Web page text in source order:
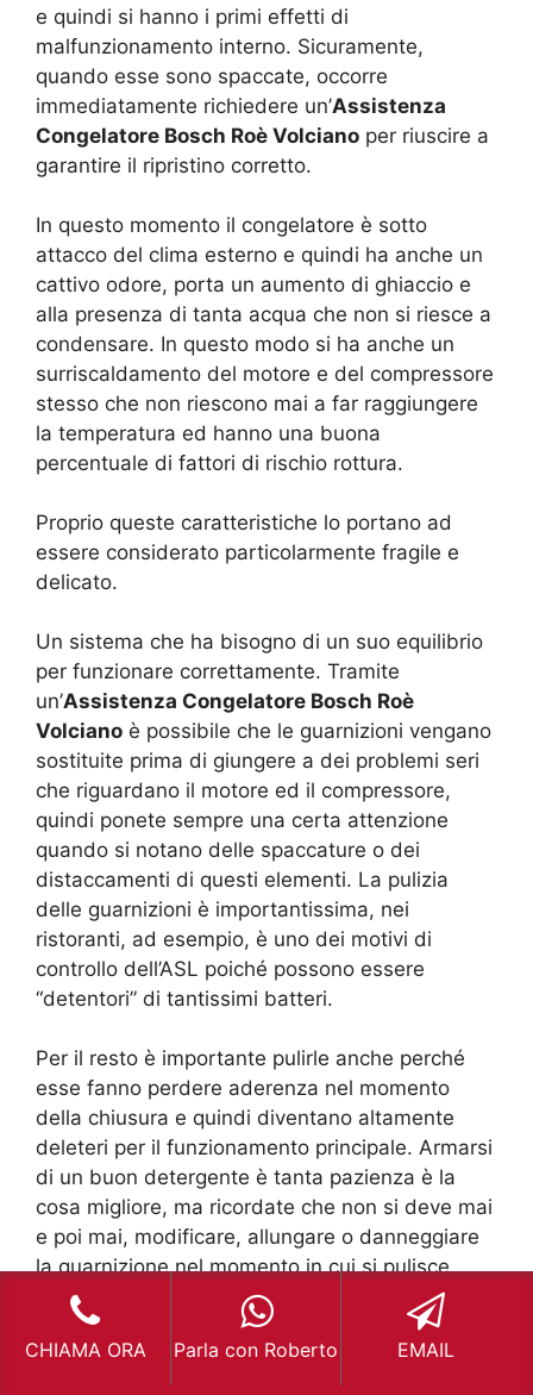
e quindi si hanno i primi effetti di
malfunzionamento interno. Sicuramente,
quando esse sono spaccate, occorre
immediatamente richiedere un’Assistenza
Congelatore Bosch Roè Volciano per riuscire a
garantire il ripristino corretto.
In questo momento il congelatore è sotto
attacco del clima esterno e quindi ha anche un
cattivo odore, porta un aumento di ghiaccio e
alla presenza di tanta acqua che non si riesce a
condensare. In questo modo si ha anche un
surriscaldamento del motore e del compressore
stesso che non riescono mai a far raggiungere
la temperatura ed hanno una buona
percentuale di fattori di rischio rottura.
Proprio queste caratteristiche lo portano ad
essere considerato particolarmente fragile e
delicato.
Un sistema che ha bisogno di un suo equilibrio
per funzionare correttamente. Tramite
un’Assistenza Congelatore Bosch Roè
Volciano è possibile che le guarnizioni vengano
sostituite prima di giungere a dei problemi seri
che riguardano il motore ed il compressore,
quindi ponete sempre una certa attenzione
quando si notano delle spaccature o dei
distaccamenti di questi elementi. La pulizia
delle guarnizioni è importantissima, nei
ristoranti, ad esempio, è uno dei motivi di
controllo dell’ASL poiché possono essere
“detentori” di tantissimi batteri.
Per il resto è importante pulirle anche perché
esse fanno perdere aderenza nel momento
della chiusura e quindi diventano altamente
deleteri per il funzionamento principale. Armarsi
di un buon detergente è tanta pazienza è la
cosa migliore, ma ricordate che non si deve mai
e poi mai, modificare, allungare o danneggiare
la guarnizione nel momento in cui si pulisce.
Assistenza
Congelatore Bosch
CHIAMA ORA Parla con Roberto EMAIL